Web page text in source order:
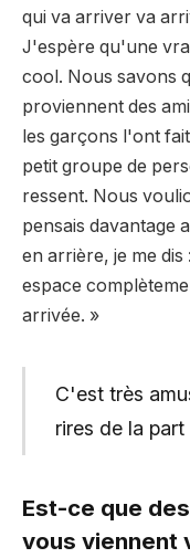
qui va arriver va
J'espère qu'une
cool. Nous savons
proviennent des
les garçons l'ont
petit groupe de
ressent. Nous
pensais davantage
en arrière, je me dis
espace
arrivée. »
C'est très
rires de la
Est-ce que
vous viennent